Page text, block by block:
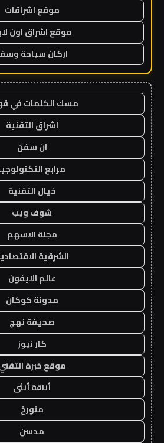
موقع اشراقات
موقع اشراق اون
اركان سياحة
مسك الكلمات في
اشراق التقنية
ان سفن
مرابع
خيال التقنية
شوف ويب
مجلة الاسهم
الشرقية
عالم الايفون
مدونة كوكان
صحيفة نهج
كار نيوز
موقع خبرة
أناقة أنثى
متورخ
مدسن